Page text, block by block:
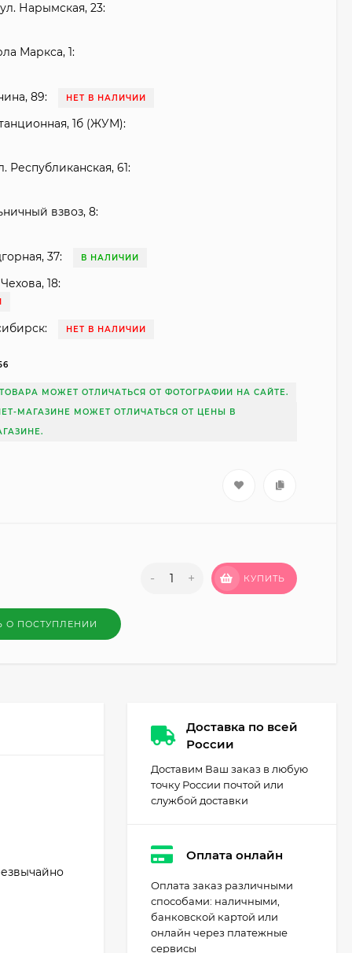
Нарымская, 23:
Маркса, 1:
89: НЕТ В НАЛИЧИИ
1б (ЖУМ):
Республиканская, 61:
взвоз, 8:
37: В НАЛИЧИИ
18:
НЕТ В НАЛИЧИИ
МОЖЕТ ОТЛИЧАТЬСЯ ОТ ФОТОГРАФИИ НА САЙТЕ.
МАГАЗИНЕ МОЖЕТ ОТЛИЧАТЬСЯ ОТ ЦЕНЫ В
- + КУПИТЬ
О ПОСТУПЛЕНИИ
Доставка по всей
России
Доставим Ваш заказ в любую
точку России почтой или
службой доставки
Оплата онлайн
Оплата заказ различными
способами: наличными,
банковской картой или
онлайн через платежные
сервисы